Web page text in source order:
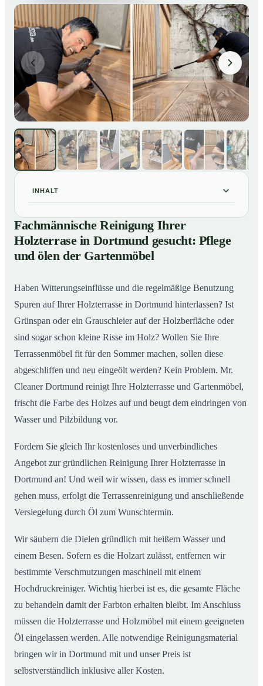
INHALT
01 Fachmännische Reinigung Ihrer Holzterrase in
Dortmund gesucht: Pflege und ölen der Gartenmöbel
02So reinigen unsere Profis Holzterrassen in Dortmund
Fachmännische Reinigung Ihrer
Holzterrase in Dortmund gesucht: Pflege
und ölen der Gartenmöbel
Haben Witterungseinflüsse und die regelmäßige Benutzung
Spuren auf Ihrer Holzterrasse in Dortmund hinterlassen? Ist
Grünspan oder ein Grauschleier auf der Holzberfläche oder
sind sogar schon kleine Risse im Holz? Wollen Sie Ihre
Terrassenmöbel fit für den Sommer machen, sollen diese
abgeschliffen und neu eingeölt werden? Kein Problem. Mr.
Cleaner Dortmund reinigt Ihre Holzterrasse und Gartenmöbel,
frischt die Farbe des Holzes auf und beugt dem eindringen von
Wasser und Pilzbildung vor.
Fordern Sie gleich Ihr kostenloses und unverbindliches
Angebot zur gründlichen Reinigung Ihrer Holzterrasse in
Dortmund an! Und weil wir wissen, dass es immer schnell
gehen muss, erfolgt die Terrassenreinigung und anschließende
Versiegelung durch Öl zum Wunschtermin.
Wir säubern die Dielen gründlich mit heißem Wasser und
einem Besen. Sofern es die Holzart zulässt, entfernen wir
bestimmte Verschmutzungen maschinell mit einem
Hochdruckreiniger. Wichtig hierbei ist es, die gesamte Fläche
zu behandeln damit der Farbton erhalten bleibt. Im Anschluss
müssen die Holzterrasse und Holzmöbel mit einem geeigneten
Öl eingelassen werden. Alle notwendige Reinigungsmaterial
bringen wir in Dortmund mit und unser Preis ist
selbstverständlich inklusive aller Kosten.